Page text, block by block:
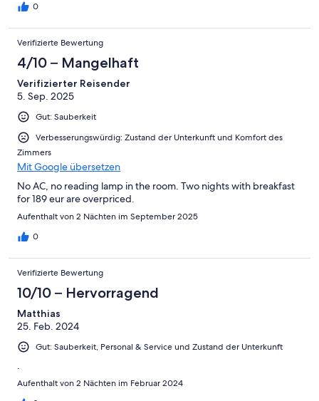
0
Verifizierte Bewertung
4/10 – Mangelhaft
Verifizierter Reisender
5. Sep. 2025
Gut: Sauberkeit
Verbesserungswürdig: Zustand der Unterkunft und Komfort des
Zimmers
Mit Google übersetzen
No AC, no reading lamp in the room. Two nights with breakfast
for 189 eur are overpriced.
Aufenthalt von 2 Nächten im September 2025
0
Verifizierte Bewertung
10/10 – Hervorragend
Matthias
25. Feb. 2024
Gut: Sauberkeit, Personal & Service und Zustand der Unterkunft
.
Aufenthalt von 2 Nächten im Februar 2024